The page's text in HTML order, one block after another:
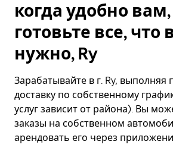
когда удобно
готовьте все, что
нужно, Ry
Зарабатывайте в г. Ry, выполняя
доставку по собственному
услуг зависит от района). Вы
заказы на собственном
арендовать его через